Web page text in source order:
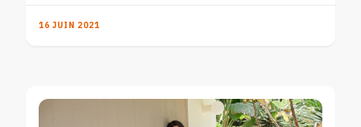
16 JUIN 2021